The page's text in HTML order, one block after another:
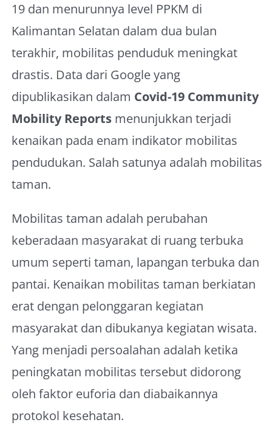
19 dan menurunnya level PPKM di
Kalimantan Selatan dalam dua bulan
terakhir, mobilitas penduduk meningkat
drastis. Data dari Google yang
dipublikasikan dalam Covid-19 Community
Mobility Reportsmenunjukkan terjadi
kenaikan pada enam indikator mobilitas
pendudukan. Salah satunya adalah mobilitas
taman.
Mobilitas taman adalah perubahan
keberadaan masyarakat di ruang terbuka
umum seperti taman, lapangan terbuka dan
pantai. Kenaikan mobilitas taman berkiatan
erat dengan pelonggaran kegiatan
masyarakat dan dibukanya kegiatan wisata.
Yang menjadi persoalahan adalah ketika
peningkatan mobilitas tersebut didorong
oleh faktor euforia dan diabaikannya
protokol kesehatan.